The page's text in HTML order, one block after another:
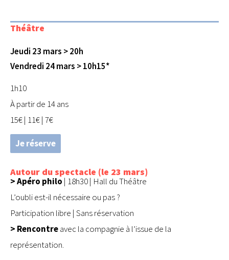
Théâtre
Jeudi 23 mars > 20h
Vendredi 24 mars > 10h15*
1h10
À partir de 14 ans
15€ | 11€ | 7€
Je réserve
Autour du spectacle (le 23 mars)
> Apéro philo | 18h30 | Hall du Théâtre
L’oubli est-il nécessaire ou pas ?
Participation libre | Sans réservation
> Rencontreavec la compagnie à l’issue de la
représentation.